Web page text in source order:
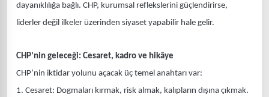
dayanıklılığa bağlı. CHP, kurumsal reflekslerini güçlendirirse,
liderler değil ilkeler üzerinden siyaset yapabilir hale gelir.
CHP’nin geleceği: Cesaret, kadro ve hikâye
CHP’nin iktidar yolunu açacak üç temel anahtarı var:
1. Cesaret: Dogmaları kırmak, risk almak, kalıpların dışına çıkmak.